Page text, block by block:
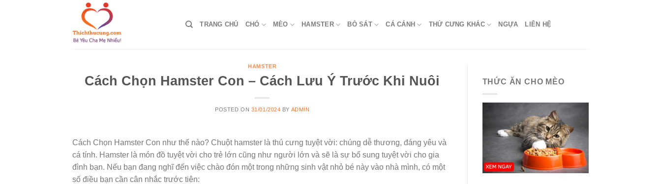
TRANG CHỦ CHÓ MÈO HAMSTER BÒ SÁT CÁ CẢNH THỨ CƯNG KHÁC NGỰA LIÊN HỆ
HAMSTER
Cách Chọn Hamster Con – Cách Lưu Ý Trước Khi Nuôi
POSTED ON 31/01/2024 BY ADMIN
Cách Chọn Hamster Con như thế nào? Chuột hamster là thú cưng tuyệt vời: chúng dễ thương, đáng yêu và
cá tính. Hamster là món đồ tuyệt vời cho trẻ lớn cũng như người lớn và sẽ là sự bổ sung tuyệt vời cho gia
đình bạn. Nếu bạn đang nghĩ đến việc chào đón một trong những sinh vật nhỏ bé này vào nhà mình, có một
số điều bạn cần cân nhắc trước tiên:
THỨC ĂN CHO MÈO